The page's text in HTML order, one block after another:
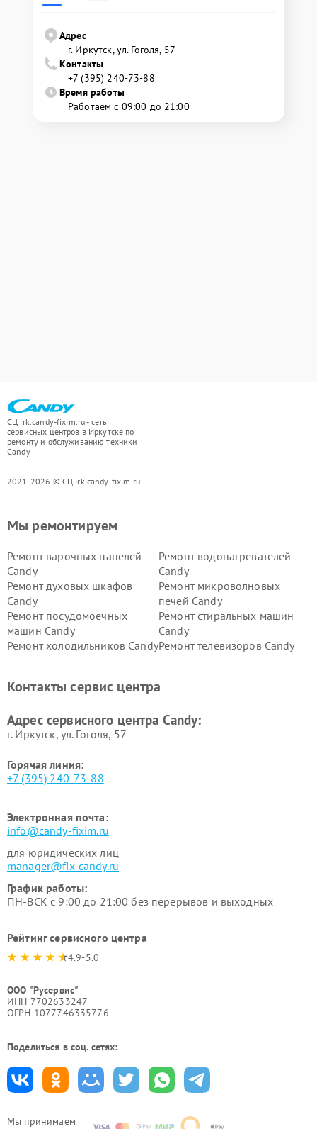
Адрес
г. Иркутск, ул. ​Гоголя, 57
Контакты
+7 (395) 240-73-88
Время работы
Работаем с 09:00 до 21:00
СЦ irk.candy-fixim.ru - сеть
сервисных центров в Иркутске по
ремонту и обслуживанию техники
Candy
2021-2026 © СЦ irk.candy-fixim.ru
Мы принимаем
Мы ремонтируем
Ремонт варочных панелей
Candy
Ремонт водонагревателей
Candy
Ремонт духовых шкафов
Candy
Ремонт микроволновых
печей Candy
Ремонт посудомоечных
машин Candy
Ремонт стиральных машин
Candy
Ремонт холодильников CandyРемонт телевизоров Candy
Контакты сервис центра
Адрес сервисного центра Candy:
г. Иркутск, ул. ​Гоголя, 57
Горячая линия:
+7 (395) 240-73-88
Электронная почта:
info@candy-fixim.ru
для юридических лиц
manager@fix-candy.ru
График работы:
ПН-ВСК с 9:00 до 21:00 без перерывов и выходных
Рейтинг сервисного центра
4.9-5.0
ООО "Русервис"
ИНН 7702633247
ОГРН 1077746335776
Поделиться в соц. сетях: